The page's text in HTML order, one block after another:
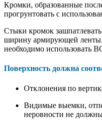
Кромки, образованные
прогрунтовать с
Стыки кромок
ширину армирующей
необходимо использовать
Поверхность должна
Отклонения по
Видимые выемки,
неровности не